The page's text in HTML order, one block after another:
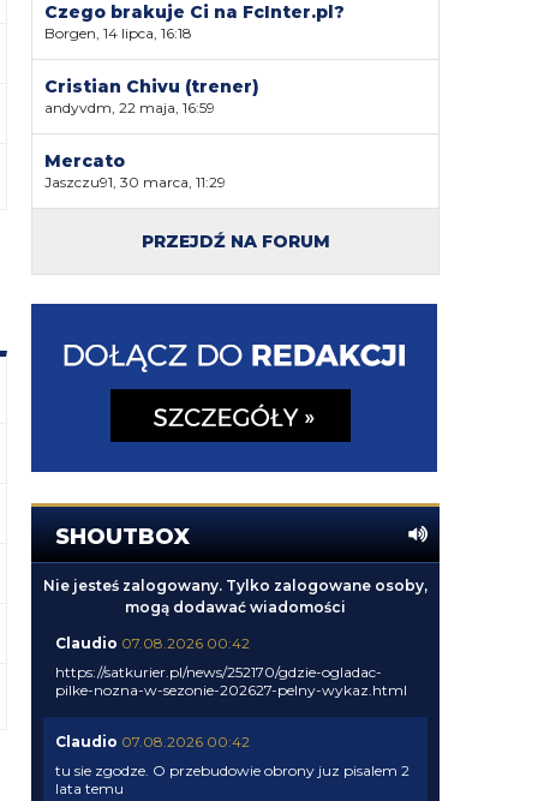
Czego brakuje Ci na FcInter.pl?
Borgen, 14 lipca, 16:18
Cristian Chivu (trener)
andyvdm, 22 maja, 16:59
Mercato
Jaszczu91, 30 marca, 11:29
PRZEJDŹ NA FORUM
SHOUTBOX
Nie jesteś zalogowany. Tylko zalogowane osoby,
mogą dodawać wiadomości
Claudio 07.08.2026 00:42
https://satkurier.pl/news/252170/gdzie-ogladac-
pilke-nozna-w-sezonie-202627-pelny-wykaz.html
Claudio 07.08.2026 00:42
tu sie zgodze. O przebudowie obrony juz pisalem 2
lata temu